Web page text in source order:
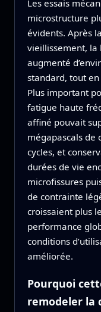
Les essais
microstructure
évidents. Après
vieillissement, la
augmenté
standard, tout
Plus important
fatigue haute
affiné pouvait
mégapascals de
cycles, et
durées de vie
microfissures
de contrainte
croissaient plus
performance
conditions
améliorée.
Pourquoi
remodeler la